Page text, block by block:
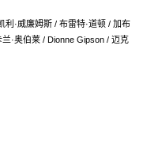
利·威廉姆斯 / 布雷特·道顿 / 加布
·奥伯莱 / Dionne Gipson / 迈克